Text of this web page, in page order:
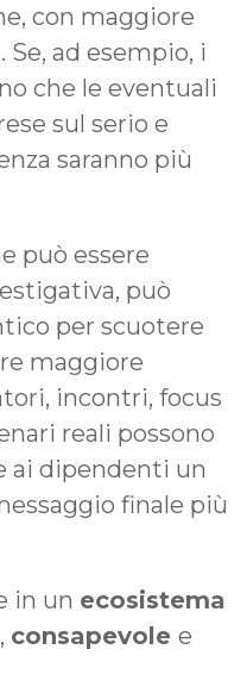
con maggiore
ad esempio, i
che le eventuali
sul serio e
saranno più
può essere
può
per scuotere
maggiore
incontri, focus
reali possono
ai dipendenti un
finale più
in un ecosistema
, consapevole e